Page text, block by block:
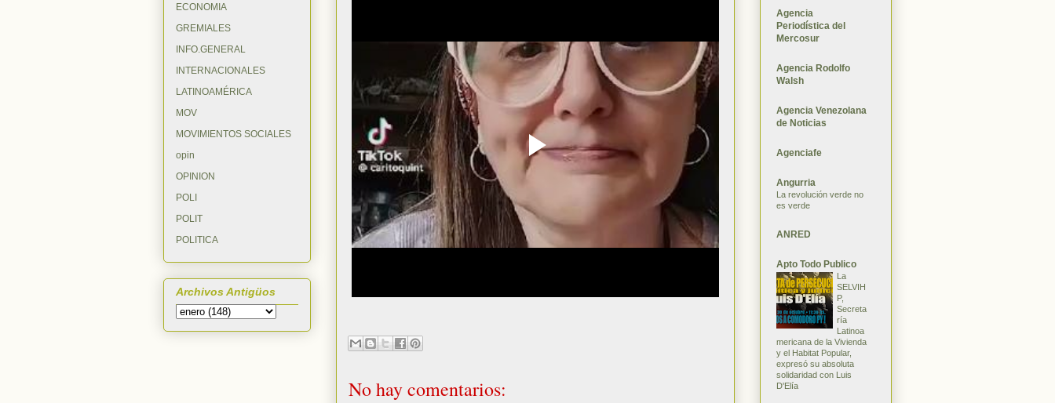
No hay comentarios:
ECONOMIA
GREMIALES
INFO.GENERAL
INTERNACIONALES
LATINOAMÉRICA
MOV
MOVIMIENTOS SOCIALES
opin
OPINION
POLI
POLIT
POLITICA
Archivos Antigüos
Agencia
Periodística del
Mercosur
Agencia Rodolfo
Walsh
Agencia Venezolana
de Noticias
Agenciafe
Angurria
La revolución verde no
es verde
ANRED
Apto Todo Publico
La
SELVIH
P,
Secreta
ría
Latinoa
mericana de la Vivienda
y el Habitat Popular,
expresó su absoluta
solidaridad con Luis
D'Elía